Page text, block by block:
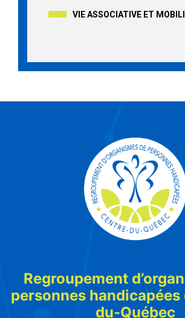
VIE ASSOCIATIVE ET
Regroupement
personnes handicapées
du-Québec